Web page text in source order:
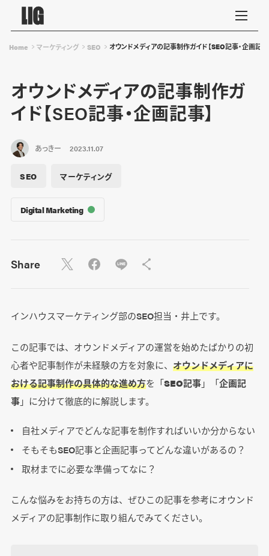
Home マーケティング SEO オウンドメディアの記事制作ガイド【SEO記事・企画記事
オウンドメディアの記事制作ガ
イド【SEO記事・企画記事】
あっきー 2023.11.07
SEO マーケティング
Digital Marketing
Share
インハウスマーケティング部のSEO担当・井上です。
この記事では、オウンドメディアの運営を始めたばかりの初
心者や記事制作が未経験の方を対象に、 オウンドメディアに
おける記事制作の具体的な進め方を「SEO記事」「企画記
事」に分けて徹底的に解説します。
自社メディアでどんな記事を制作すればいいか分からない
そもそもSEO記事と企画記事ってどんな違いがあるの？
取材までに必要な準備ってなに？
こんな悩みをお持ちの方は、ぜひこの記事を参考にオウンド
メディアの記事制作に取り組んでみてください。